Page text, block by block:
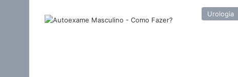
Urologia